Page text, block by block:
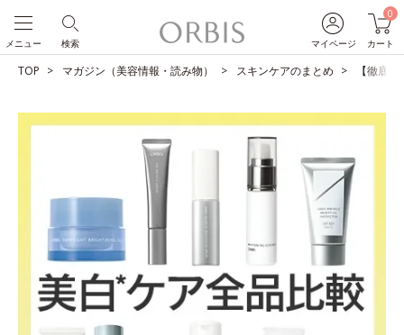
マイページ
0
カート
検索
メニュー
TOP マガジン（美容情報・読み物） スキンケアのまとめ 【徹底